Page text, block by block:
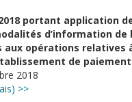
portant application
d’information
opérations relatives
de paiement
2018
>>